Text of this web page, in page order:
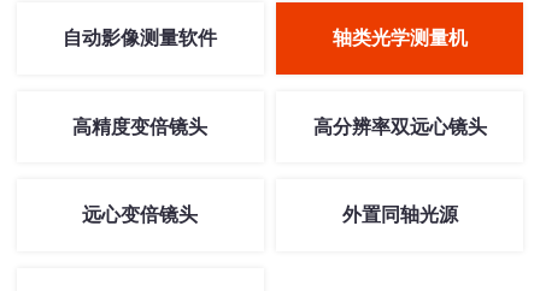
自动影像测量软件 轴类光学测量机
高精度变倍镜头 高分辨率双远心镜头
远心变倍镜头 外置同轴光源